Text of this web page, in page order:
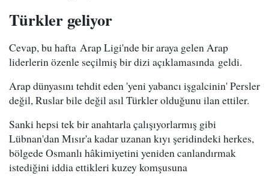
Türkler geliyor
Cevap, bu hafta Arap Ligi'nde bir araya gelen Arap
liderlerin özenle seçilmiş bir dizi açıklamasında geldi.
Arap dünyasını tehdit eden 'yeni yabancı işgalcinin' Persler
değil, Ruslar bile değil asıl Türkler olduğunu ilan ettiler.
Sanki hepsi tek bir anahtarla çalışıyorlarmış gibi
Lübnan'dan Mısır'a kadar uzanan kıyı şeridindeki herkes,
bölgede Osmanlı hâkimiyetini yeniden canlandırmak
istediğini iddia ettikleri kuzey komşusuna